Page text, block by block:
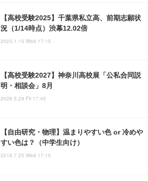
【高校受験2025】千葉県私立高、前期志願状
況（1/14時点）渋幕12.02倍
2025.1.15 Wed 17:15
【高校受験2027】神奈川高校展「公私合同説
明・相談会」8月
2026.5.29 Fri 17:45
【自由研究・物理】温まりやすい色 or 冷めや
すい色は？（中学生向け）
2018.7.25 Wed 17:15